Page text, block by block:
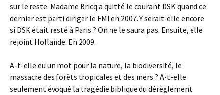
sur le reste. Madame Bricq a quitté le courant DSK quand ce
dernier est parti diriger le FMI en 2007. Y serait-elle encore
si DSK était resté à Paris ? On ne le saura pas. Ensuite, elle
rejoint Hollande. En 2009.
A-t-elle eu un mot pour la nature, la biodiversité, le
massacre des forêts tropicales et des mers ? A-t-elle
seulement évoqué la tragédie biblique du dérèglement